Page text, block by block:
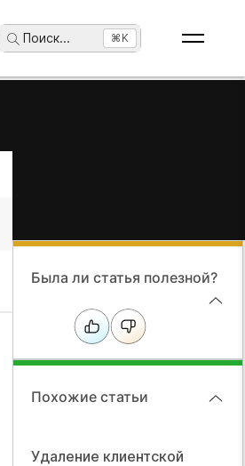
Поиск... ⌘K
Была ли статья полезной?
Похожие статьи
Удаление клиентской